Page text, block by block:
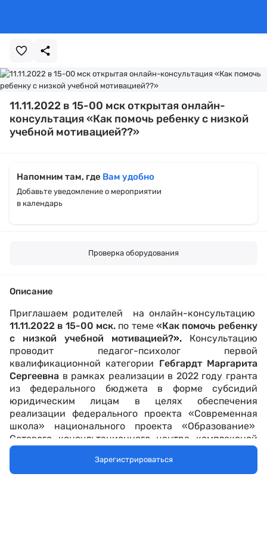
11.11.2022 в 15-00 мск открытая онлайн-
консультация «Как помочь ребенку с низкой
учебной мотивацией??»
Напомним там, где Вам удобно
Добавьте уведомление о мероприятии
в календарь
Проверка оборудования
Описание
Приглашаем родителей на онлайн-консультацию
11.11.2022 в 15-00 мск. по теме«Как помочь ребенку
с низкой учебной мотивацией?».
Консультацию
проводит педагог-психолог первой
квалификационной категории Гебгардт Маргарита
Сергеевна в рамках реализации в 2022 году гранта
из федерального бюджета в форме субсидий
юридическим лицам в целях обеспечения
реализации федерального проекта «Современная
школа» национального проекта «Образование»
Сетевого консультационного центра комплексной
помощи родителям "Родительский университет"
Чеченским государственным педагогическим
университетом.
Зарегистрироваться